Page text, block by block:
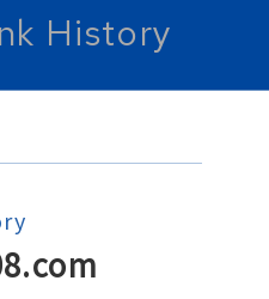
History